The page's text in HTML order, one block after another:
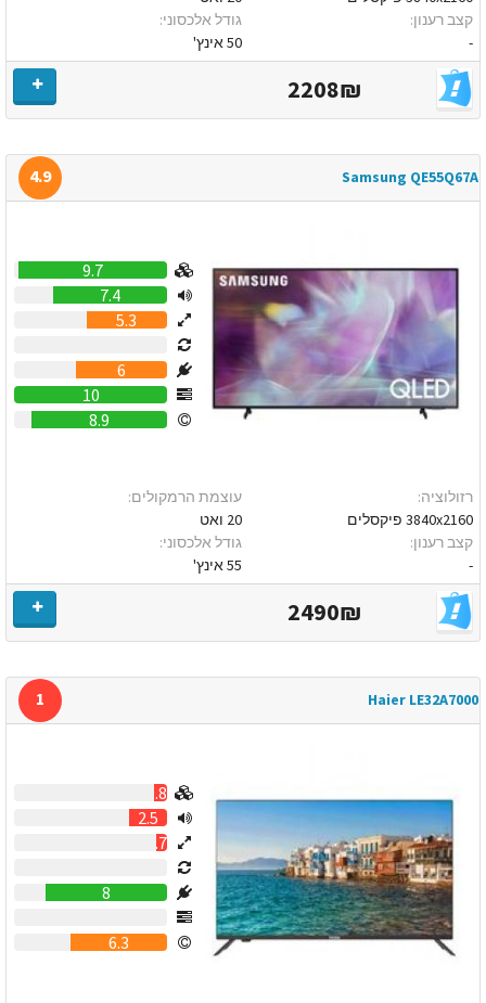
קצב רענון:
-
גודל אלכסוני:
50 אינץ'
2208₪
Samsung QE55Q67A
4.9
9.7
7.4
5.3
6
10
8.9
רזולוציה:
3840x2160 פיקסלים
קצב רענון:
-
עוצמת הרמקולים:
20 ואט
גודל אלכסוני:
55 אינץ'
2490₪
Haier LE32A7000
1
0.8
2.5
0.7
8
6.3